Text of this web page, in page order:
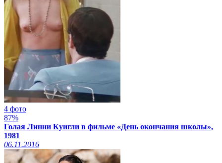
4 фото
87%
Голая Линни Куигли в фильме «День окончания школы»,
1981
06.11.2016